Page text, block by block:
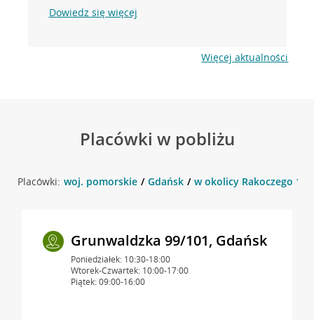
Dowiedz się więcej
Więcej aktualności
Placówki w pobliżu
Placówki: woj. pomorskie Gdańsk w okolicy Rakoczego 19,
Grunwaldzka 99/101, Gdańsk
Poniedziałek: 10:30-18:00
Wtorek-Czwartek: 10:00-17:00
Piątek: 09:00-16:00